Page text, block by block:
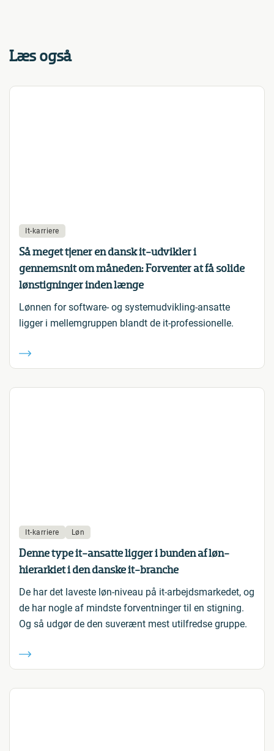
Læs også
It-karriere
Så meget tjener en dansk it-udvikler i
gennemsnit om måneden: Forventer at få solide
lønstigninger inden længe
Lønnen for software- og systemudvikling-ansatte
ligger i mellemgruppen blandt de it-professionelle.
It-karriere Løn
Denne type it-ansatte ligger i bunden af løn-
hierarkiet i den danske it-branche
De har det laveste løn-niveau på it-arbejdsmarkedet, og
de har nogle af mindste forventninger til en stigning.
Og så udgør de den suverænt mest utilfredse gruppe.